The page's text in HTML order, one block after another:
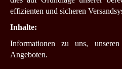
effizienten und sicheren
Inhalte:
Informationen zu uns,
Angeboten.